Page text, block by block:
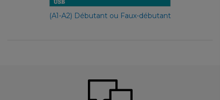
(A1-A2) Débutant ou Faux-débutant